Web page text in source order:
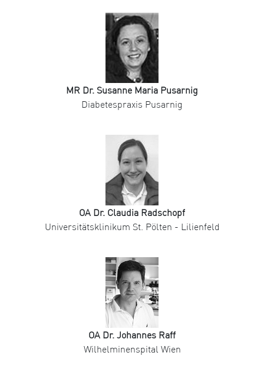
MR Dr. Susanne Maria Pusarnig
Diabetespraxis Pusarnig
OA Dr. Claudia Radschopf
Universitätsklinikum St. Pölten - Lilienfeld
OA Dr. Johannes Raff
Wilhelminenspital Wien